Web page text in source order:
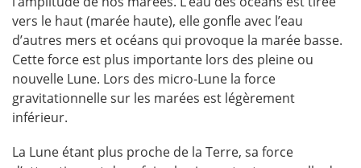
vers le haut (marée haute), elle gonfle avec l’eau
d’autres mers et océans qui provoque la marée basse.
Cette force est plus importante lors des pleine ou
nouvelle Lune. Lors des micro-Lune la force
gravitationnelle sur les marées est légèrement
inférieur.
La Lune étant plus proche de la Terre, sa force